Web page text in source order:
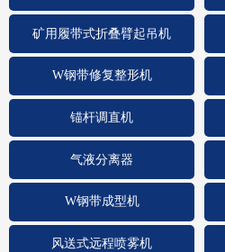
矿用履带式折叠臂起吊机
W钢带修复整形机
锚杆调直机
气液分离器
W钢带成型机
风送式远程喷雾机